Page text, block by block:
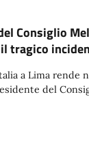
Consiglio
tragico
a Lima rende
del
del Consiglio